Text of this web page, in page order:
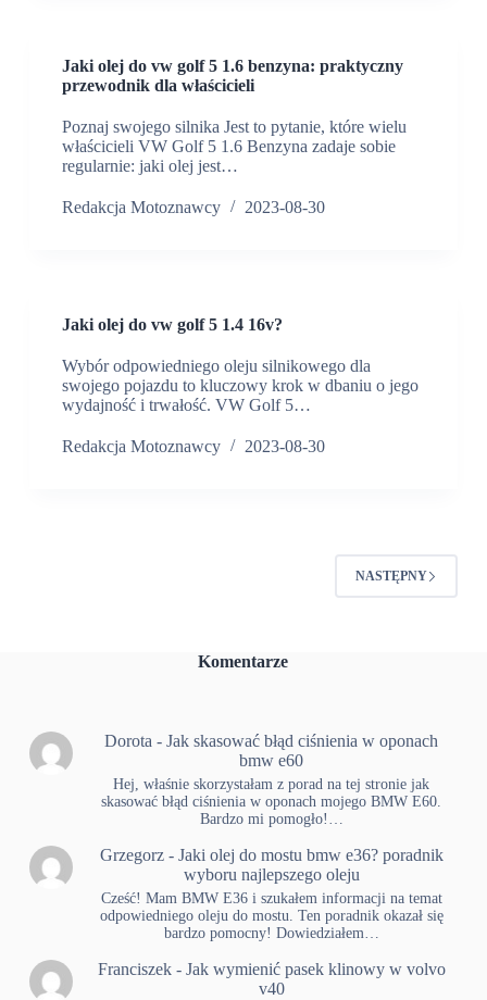
Jaki olej do vw golf 5 1.6 benzyna: praktyczny
przewodnik dla właścicieli
Poznaj swojego silnika Jest to pytanie, które wielu
właścicieli VW Golf 5 1.6 Benzyna zadaje sobie
regularnie: jaki olej jest…
Redakcja Motoznawcy 2023-08-30
Jaki olej do vw golf 5 1.4 16v?
Wybór odpowiedniego oleju silnikowego dla
swojego pojazdu to kluczowy krok w dbaniu o jego
wydajność i trwałość. VW Golf 5…
Redakcja Motoznawcy 2023-08-30
NASTĘPNY
Komentarze
Dorota -Jak skasować błąd ciśnienia w oponach
bmw e60
Hej, właśnie skorzystałam z porad na tej stronie jak
skasować błąd ciśnienia w oponach mojego BMW E60.
Bardzo mi pomogło!…
Grzegorz- Jaki olej do mostu bmw e36? poradnik
wyboru najlepszego oleju
Cześć! Mam BMW E36 i szukałem informacji na temat
odpowiedniego oleju do mostu. Ten poradnik okazał się
bardzo pomocny! Dowiedziałem…
Franciszek- Jak wymienić pasek klinowy w volvo
v40